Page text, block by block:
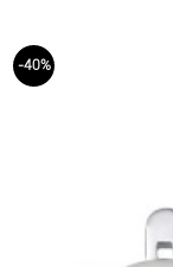
-40%